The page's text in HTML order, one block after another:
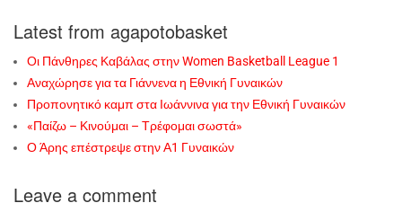
Latest from agapotobasket
Οι Πάνθηρες Καβάλας στην Women Basketball League 1
Αναχώρησε για τα Γιάννενα η Εθνική Γυναικών
Προπονητικό καμπ στα Ιωάννινα για την Εθνική Γυναικών
«Παίζω – Κινούμαι – Τρέφομαι σωστά»
Ο Άρης επέστρεψε στην Α1 Γυναικών
Leave a comment